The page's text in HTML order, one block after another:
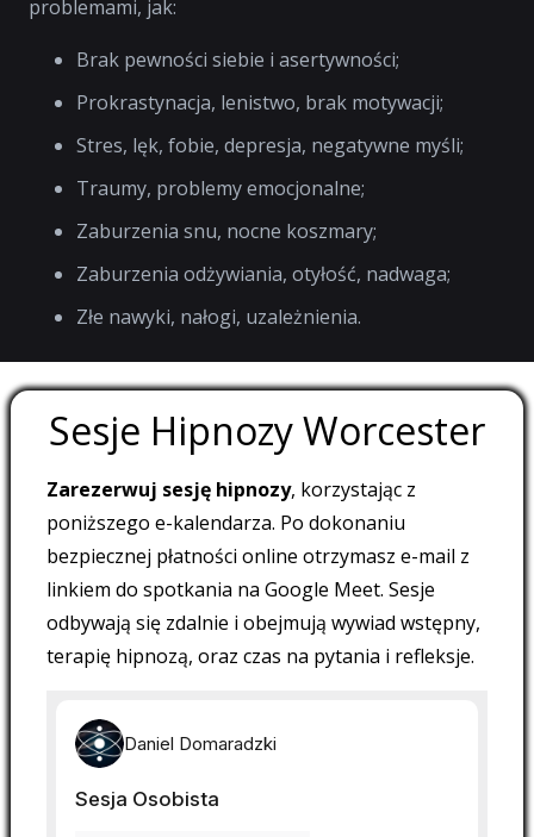
problemami, jak:
Brak pewności siebie i asertywności;
Prokrastynacja, lenistwo, brak motywacji;
Stres, lęk, fobie, depresja, negatywne myśli;
Traumy, problemy emocjonalne;
Zaburzenia snu, nocne koszmary;
Zaburzenia odżywiania, otyłość, nadwaga;
Złe nawyki, nałogi, uzależnienia.
Sesje Hipnozy Worcester
Zarezerwuj sesję hipnozy, korzystając z
poniższego e-kalendarza. Po dokonaniu
bezpiecznej płatności online otrzymasz e-mail z
linkiem do spotkania na Google Meet. Sesje
odbywają się zdalnie i obejmują wywiad wstępny,
terapię hipnozą, oraz czas na pytania i refleksje.